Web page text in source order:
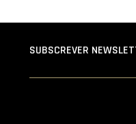
SUBSCREVER